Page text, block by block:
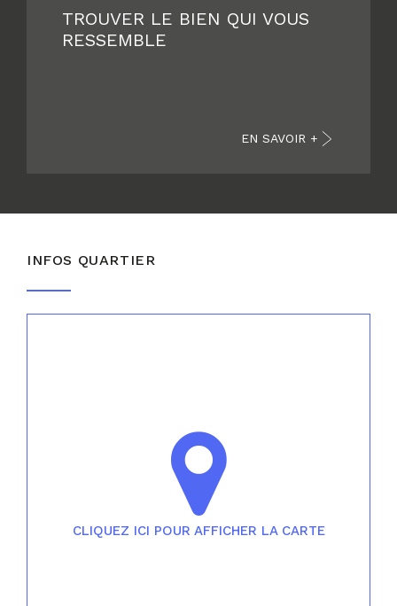
TROUVER LE BIEN QUI VOUS
RESSEMBLE
EN SAVOIR +
INFOS QUARTIER